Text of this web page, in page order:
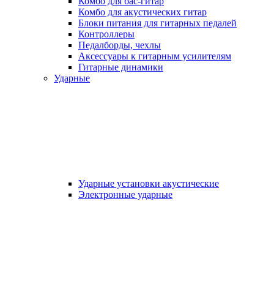
Комбо для акустических гитар
Блоки питания для гитарных педалей
Контроллеры
Педалборды, чехлы
Аксеcсуары к гитарным усилителям
Гитарные динамики
Ударные
Ударные установки акустические
Электронные ударные